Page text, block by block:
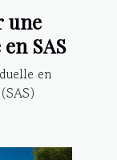
une
SAS
en